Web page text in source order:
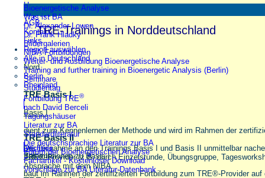
Home
Impressum
AGB
Kontakt
Links
Bioenergetische Analyse
Was ist BA
Dr. Alexander Lowen
Dr. Frank Hladky
Bildergalerien
NIBA-Fortbildungen
Weiter- und Ausbildung Bioenergetische Analyse
Training and further training in Bioenergetic Analysis (Berlin)
Seminare
Studientag
Fortbildung TRE®
nach David Berceli
Tagungshäuser
Literatur zur BA
Standardliteratur
Die deutschsprachige Literatur zur BA
Forum der Bioenergetischen Analyse
Fachartikel - Kostenloser Download
Vorschläge zur BA Literatur-Datenbank
TRE-Trainings in Norddeutschland
Region auswählen
Alle in Deutschland
Nord
Berlin
Rheinland
TRE Basis I
Basis I
dient zum Kennenlernen der Methode und wird im Rahmen der
Die Teilnahme an den Trainings Basis I und Basis II unmittelbar
TRE®-Provider (z.B. durch Einzelstunde, Übungsgruppe,
Absprache mit dem NIBA.
Wichtige
Informationen zu Basis I
TRE Basis II
Basis II
baut im Rahmen der zertifizierten Fortbildung zum TRE®-Provider